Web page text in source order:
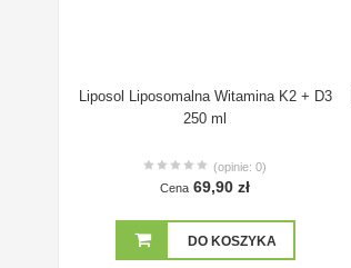
Liposol Liposomalna Witamina K2 + D3
250 ml
(opinie: 0)
Cena 69,90 zł
DO KOSZYKA